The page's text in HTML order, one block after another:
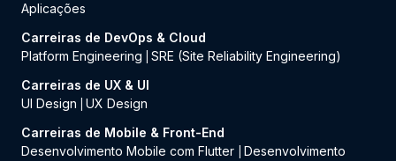
Aplicações
Carreiras de DevOps & Cloud
Platform Engineering
SRE (Site Reliability Engineering)
Carreiras de UX & UI
UI Design
UX Design
Carreiras de Mobile & Front-End
Desenvolvimento Mobile com Flutter
Desenvolvimento